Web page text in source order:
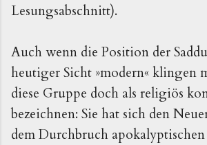
Lesungsabschnitt).
Auch wenn die Position der
heutiger Sicht »modern« klingen
diese Gruppe doch als religiös
bezeichnen: Sie hat sich den
dem Durchbruch